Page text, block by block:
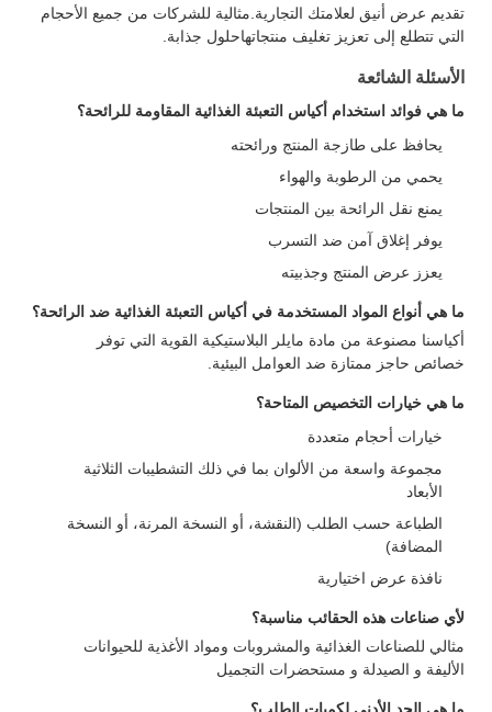
تقديم عرض أنيق لعلامتك التجارية.مثالية للشركات من جميع الأحجام
التي تتطلع إلى تعزيز تغليف منتجاتهاحلول جذابة.
الأسئلة الشائعة
ما هي فوائد استخدام أكياس التعبئة الغذائية المقاومة للرائحة؟
يحافظ على طازجة المنتج ورائحته
يحمي من الرطوبة والهواء
يمنع نقل الرائحة بين المنتجات
يوفر إغلاق آمن ضد التسرب
يعزز عرض المنتج وجذبيته
ما هي أنواع المواد المستخدمة في أكياس التعبئة الغذائية ضد الرائحة؟
أكياسنا مصنوعة من مادة مايلر البلاستيكية القوية التي توفر
خصائص حاجز ممتازة ضد العوامل البيئية.
ما هي خيارات التخصيص المتاحة؟
خيارات أحجام متعددة
مجموعة واسعة من الألوان بما في ذلك التشطيبات الثلاثية
الأبعاد
الطباعة حسب الطلب (النقشة، أو النسخة المرنة، أو النسخة
المضافة)
نافذة عرض اختيارية
لأي صناعات هذه الحقائب مناسبة؟
مثالي للصناعات الغذائية والمشروبات ومواد الأغذية للحيوانات
الأليفة و الصيدلة و مستحضرات التجميل